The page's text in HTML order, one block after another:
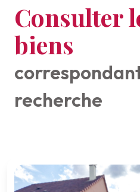
Consulter
biens
recherche